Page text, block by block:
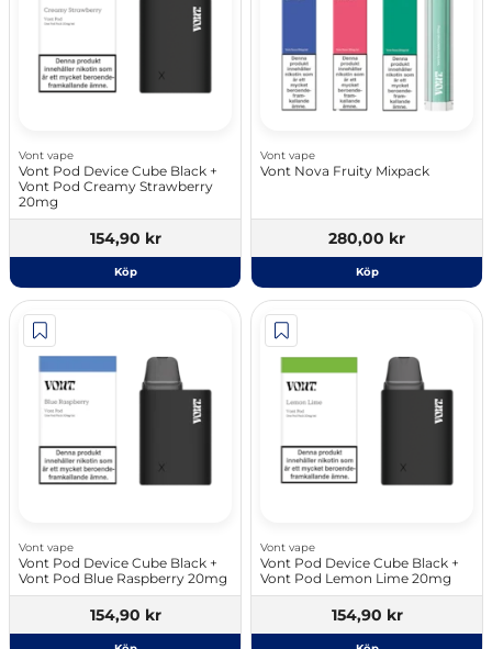
Vont vape
Vont Pod Device Cube Black +
Vont Pod Creamy Strawberry
20mg
154,90 kr
Köp
Vont vape
Vont Nova Fruity Mixpack
280,00 kr
Köp
Vont vape
Vont Pod Device Cube Black +
Vont Pod Blue Raspberry 20mg
154,90 kr
Vont vape
Vont Pod Device Cube Black +
Vont Pod Lemon Lime 20mg
154,90 kr